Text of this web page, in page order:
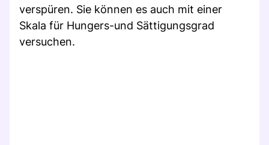
verspüren. Sie können es auch mit einer
Skala für Hungers-und Sättigungsgrad
versuchen.